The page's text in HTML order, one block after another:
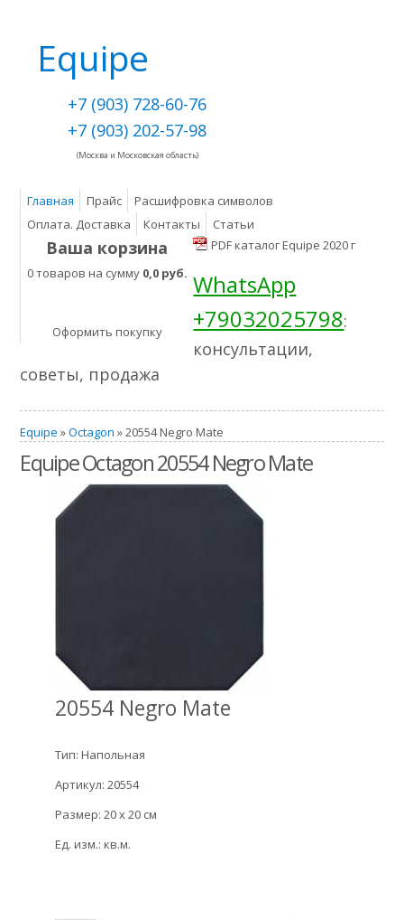
Equipe
+7 (903) 728-60-76
+7 (903) 202-57-98
(Москва и Московская область)
Главная Прайс
Расшифровка символов
Оплата. Доставка
Контакты Статьи
Ваша корзина
0 товаров на сумму 0,0 руб.
Оформить покупку
PDF каталог Equipe 2020 г
WhatsApp
+79032025798:
консультации,
советы, продажа
Equipe »Octagon » 20554 Negro Mate
Equipe Octagon 20554 Negro Mate
20554 Negro Mate
Тип: Напольная
Артикул: 20554
Размер: 20 x 20 см
Ед. изм.: кв.м.